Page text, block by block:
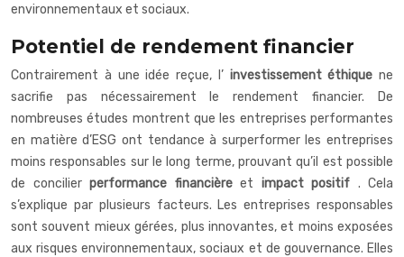
environnementaux et sociaux.
Potentiel de rendement financier
Contrairement à une idée reçue, l’ investissement éthique ne
sacrifie pas nécessairement le rendement financier. De
nombreuses études montrent que les entreprises performantes
en matière d’ESG ont tendance à surperformer les entreprises
moins responsables sur le long terme, prouvant qu’il est possible
de concilier performance financière et impact positif . Cela
s’explique par plusieurs facteurs. Les entreprises responsables
sont souvent mieux gérées, plus innovantes, et moins exposées
aux risques environnementaux, sociaux et de gouvernance. Elles